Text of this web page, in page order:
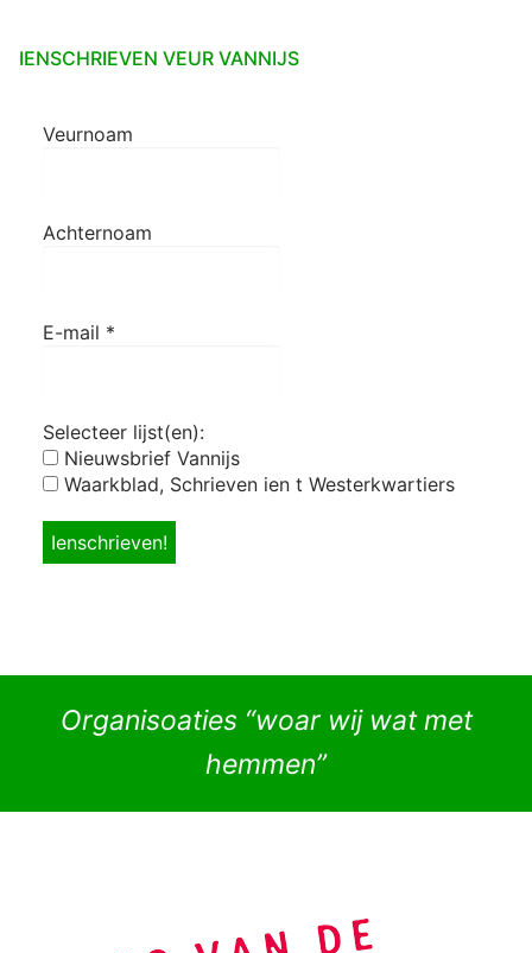
IENSCHRIEVEN VEUR VANNIJS
Veurnoam
Achternoam
E-mail *
Selecteer lijst(en):
Nieuwsbrief Vannijs
Waarkblad, Schrieven ien t Westerkwartiers
Organisoaties “woar wij wat met
hemmen”